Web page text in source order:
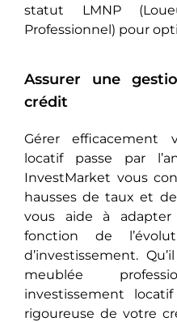
statut LMNP
Professionnel) pour
Assurer une
crédit
Gérer efficacement
locatif passe par
InvestMarket vous
hausses de taux et
vous aide à
fonction de
d’investissement.
meublée
investissement
rigoureuse de votre